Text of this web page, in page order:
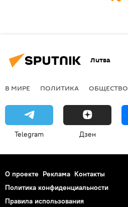
Литва
В МИРЕ ПОЛИТИКА ОБЩЕСТВО
Telegram Дзен
О проекте Реклама Контакты
Политика конфиденциальности
Правила использования